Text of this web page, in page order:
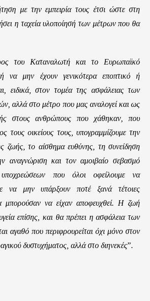
με την εμπειρία τους έτσι ώστε στη
η ταχεία υλοποίησή των μέτρων που θα
του Καταναλωτή και το Ευρωπαϊκό
να μην έχουν γενικότερα εποπτικό ή
ειδικά, στον τομέα της ασφάλειας των
αλλά στο μέτρο που μας αναλογεί και ως
στους ανθρώπους που χάθηκαν, που
τους οικείους τους, υπογραμμίζουμε την
ζωής, το αίσθημα ευθύνης, τη συνείδηση
αναγνώριση και τον αμοιβαίο σεβασμό
που όλοι οφείλουμε να
να μην υπάρξουν ποτέ ξανά τέτοιες
μπορούσαν να είχαν αποφευχθεί. Η ζωή
επίσης, και θα πρέπει η ασφάλεια των
αγαθό που περιφρουρείται όχι μόνο στον
δυστυχήματος, αλλά στο διηνεκές”.